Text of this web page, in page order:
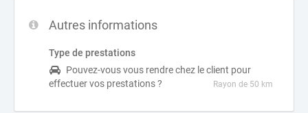
Autres informations
Type de prestations
Pouvez-vous vous rendre chez le client pour
effectuer vos prestations ?
Rayon de 50 km